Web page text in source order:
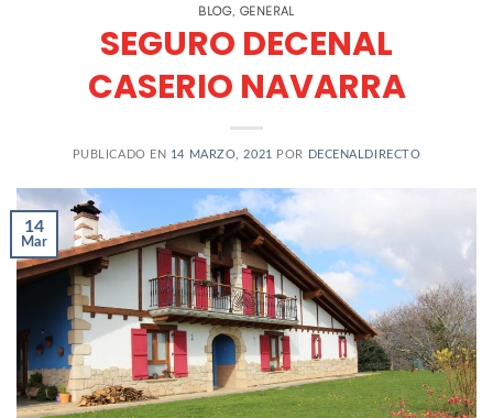
BLOG, GENERAL
SEGURO DECENAL
CASERIO NAVARRA
PUBLICADO EN 14 MARZO, 2021 POR DECENALDIRECTO
14
Mar